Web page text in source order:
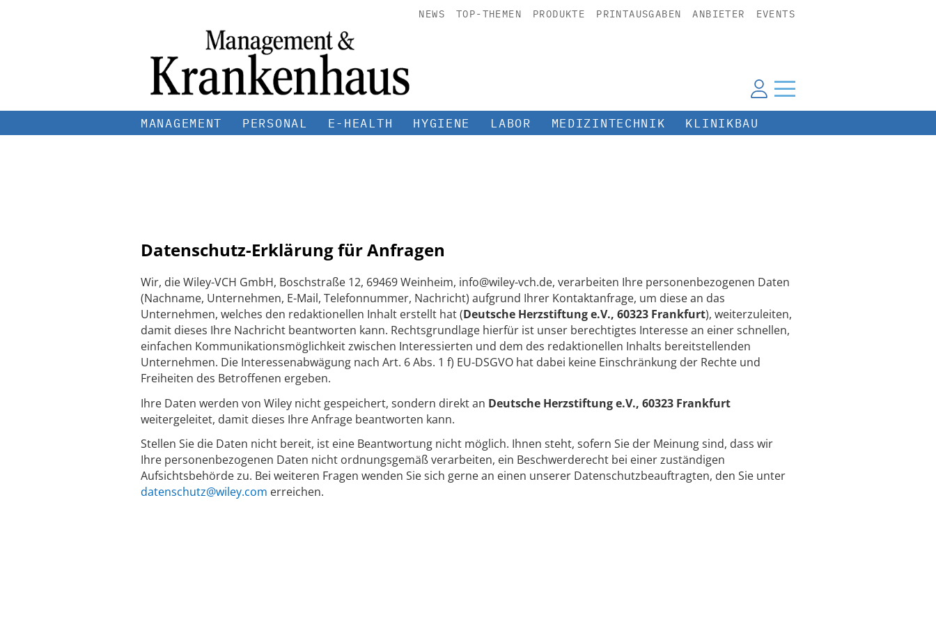
NEWS TOP-THEMEN PRODUKTE PRINTAUSGABEN ANBIETER EVENTS
MANAGEMENT PERSONAL E-HEALTH HYGIENE LABOR MEDIZINTECHNIK KLINIKBAU
Datenschutz-Erklärung für Anfragen
Wir, die Wiley-VCH GmbH, Boschstraße 12, 69469 Weinheim, info@wiley-vch.de, verarbeiten Ihre personenbezogenen Daten
(Nachname, Unternehmen, E-Mail, Telefonnummer, Nachricht) aufgrund Ihrer Kontaktanfrage, um diese an das
Unternehmen, welches den redaktionellen Inhalt erstellt hat (Deutsche Herzstiftung e.V., 60323 Frankfurt), weiterzuleiten,
damit dieses Ihre Nachricht beantworten kann. Rechtsgrundlage hierfür ist unser berechtigtes Interesse an einer schnellen,
einfachen Kommunikationsmöglichkeit zwischen Interessierten und dem des redaktionellen Inhalts bereitstellenden
Unternehmen. Die Interessenabwägung nach Art. 6 Abs. 1 f) EU-DSGVO hat dabei keine Einschränkung der Rechte und
Freiheiten des Betroffenen ergeben.
Ihre Daten werden von Wiley nicht gespeichert, sondern direkt an Deutsche Herzstiftung e.V., 60323 Frankfurt
weitergeleitet, damit dieses Ihre Anfrage beantworten kann.
Stellen Sie die Daten nicht bereit, ist eine Beantwortung nicht möglich. Ihnen steht, sofern Sie der Meinung sind, dass wir
Ihre personenbezogenen Daten nicht ordnungsgemäß verarbeiten, ein Beschwerderecht bei einer zuständigen
Aufsichtsbehörde zu. Bei weiteren Fragen wenden Sie sich gerne an einen unserer Datenschutzbeauftragten, den Sie unter
datenschutz@wiley.com erreichen.